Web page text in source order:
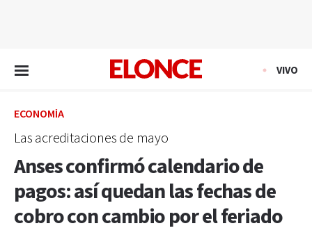
VIVO
ECONOMÍA
Las acreditaciones de mayo
Anses confirmó calendario de
pagos: así quedan las fechas de
cobro con cambio por el feriado